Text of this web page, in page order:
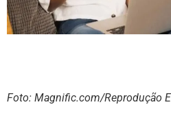
Foto: Magnific.com/Reprodução